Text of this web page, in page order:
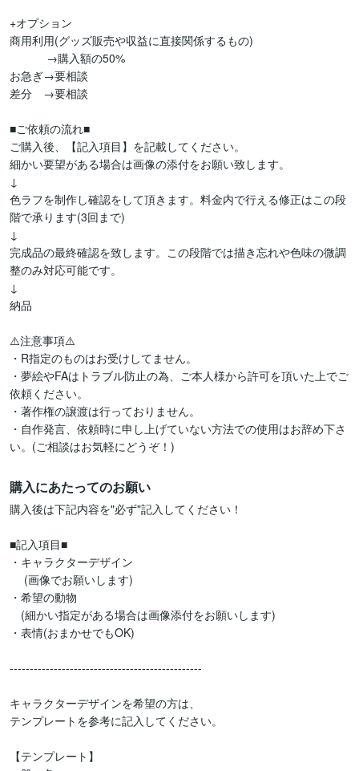
+オプション
商用利用(グッズ販売や収益に直接関係するもの)
→購入額の50%
お急ぎ→要相談
差分　→要相談
■ご依頼の流れ■
ご購入後、【記入項目】を記載してください。
細かい要望がある場合は画像の添付をお願い致します。
↓
色ラフを制作し確認をして頂きます。料金内で行える修正はこの段
階で承ります(3回まで)
↓
完成品の最終確認を致します。この段階では描き忘れや色味の微調
整のみ対応可能です。
↓
納品
⚠️注意事項⚠️
・R指定のものはお受けしてません。
・夢絵やFAはトラブル防止の為、ご本人様から許可を頂いた上でご
依頼ください。
・著作権の譲渡は行っておりません。
・自作発言、依頼時に申し上げていない方法での使用はお辞め下さ
い。(ご相談はお気軽にどうぞ！)
購入にあたってのお願い
購入後は下記内容を"必ず"記入してください！
■記入項目■
・キャラクターデザイン
・希望の動物
(細かい指定がある場合は画像添付をお願いします)
・表情(おまかせでもOK)
------------------------------------------------
キャラクターデザインを希望の方は、
テンプレートを参考に記入してください。
【テンプレート】